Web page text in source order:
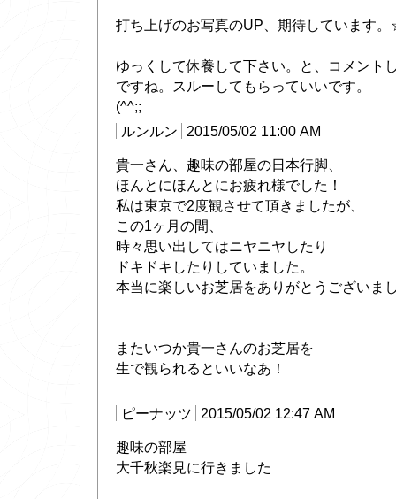
打ち上げのお写真のUP、期待しています
ゆっくして休養して下さい。と、コメント
ですね。スルーしてもらっていいです。
(^^;;
ルンルン
2015/05/02 11:00 AM
貴一さん、趣味の部屋の日本行脚、
ほんとにほんとにお疲れ様でした！
私は東京で2度観させて頂きましたが、
この1ヶ月の間、
時々思い出してはニヤニヤしたり
ドキドキしたりしていました。
本当に楽しいお芝居をありがとうございま
またいつか貴一さんのお芝居を
生で観られるといいなあ！
ピーナッツ 2015/05/02 12:47 AM
趣味の部屋
大千秋楽見に行きました